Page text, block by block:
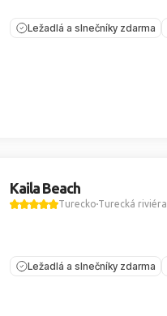
Ležadlá a slnečníky zdarma
Kaila Beach
TureckoTurecká riviéra
Ležadlá a slnečníky zdarma